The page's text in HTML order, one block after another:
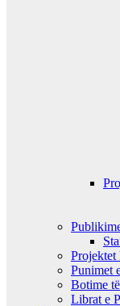
Projektet
Punimet
Botime
Librat e